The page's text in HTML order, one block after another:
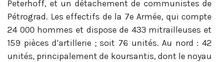
Peterhoff, et un détachement de communistes de
Pétrograd. Les effectifs de la 7e Armée, qui compte
24 000 hommes et dispose de 433 mitrailleuses et
159 pièces d’artillerie ; soit 76 unités. Au nord : 42
unités, principalement de koursantis, dont le noyau